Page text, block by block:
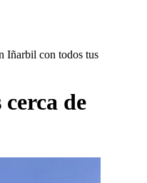
Iñarbil con todos tus
de